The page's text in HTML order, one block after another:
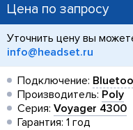
Цена по запросу
Уточнить цену вы
info@headset.ru
Подключение:
Производитель: Poly
Серия: Voyager 4300
Гарантия: 1 год